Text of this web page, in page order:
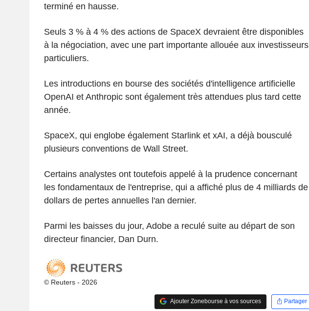
terminé en hausse.
Seuls 3 % à 4 % des actions de SpaceX devraient être disponibles
à la négociation, avec une part importante allouée aux investisseurs
particuliers.
Les introductions en bourse des sociétés d'intelligence artificielle
OpenAI et Anthropic sont également très attendues plus tard cette
année.
SpaceX, qui englobe également Starlink et xAI, a déjà bousculé
plusieurs conventions de Wall Street.
Certains analystes ont toutefois appelé à la prudence concernant
les fondamentaux de l'entreprise, qui a affiché plus de 4 milliards de
dollars de pertes annuelles l'an dernier.
Parmi les baisses du jour, Adobe a reculé suite au départ de son
directeur financier, Dan Durn.
© Reuters - 2026
Ajouter Zonebourse à vos sources Partager